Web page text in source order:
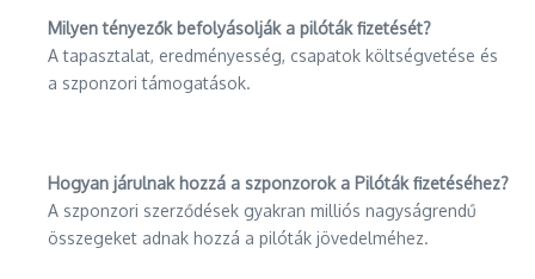
Milyen tényezők befolyásolják a pilóták fizetését?
A tapasztalat, eredményesség, csapatok költségvetése és
a szponzori támogatások.
Hogyan járulnak hozzá a szponzorok a Pilóták fizetéséhez?
A szponzori szerződések gyakran milliós nagyságrendű
összegeket adnak hozzá a pilóták jövedelméhez.